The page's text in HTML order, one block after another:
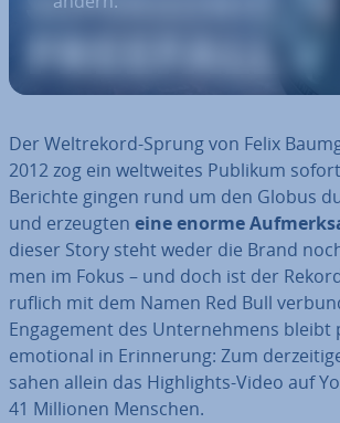
Der Welt­re­kord-Sprung von Felix
2012 zog ein welt­wei­tes Publikum
Berichte gingen rund um den Globus
und erzeugten eine enorme
dieser Story steht weder die Brand
men im Fokus – und doch ist der
ruf­lich mit dem Namen Red Bull
En­ga­ge­ment des Un­ter­neh­mens
emo­tio­nal in Er­in­ne­rung: Zum
sahen allein das High­lights-Video auf
41 Millionen Menschen.